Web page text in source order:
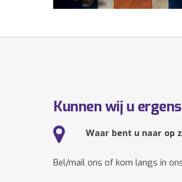
Kunnen wij u
Waar bent u naar op
Bel/mail ons of kom langs in